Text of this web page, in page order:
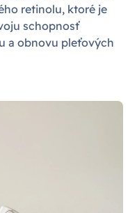
retinolu, ktoré je
schopnosť
a obnovu pleťových